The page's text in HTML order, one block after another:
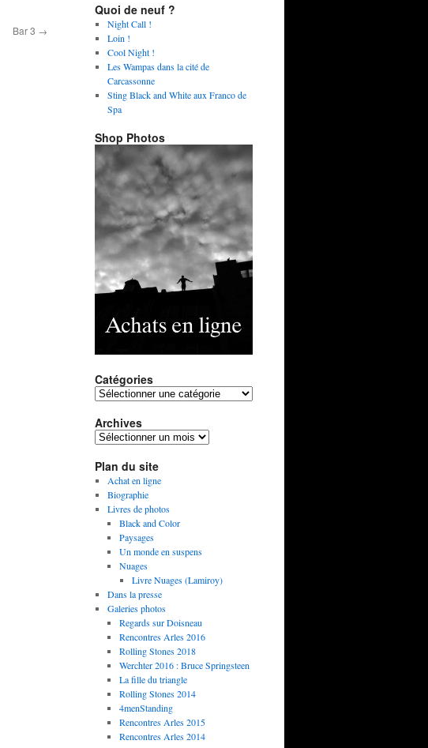
Bar 3 →
Quoi de neuf ?
Night Call !
Loin !
Cool Night !
Les Wampas dans la cité de
Carcassonne
Sting Black and White aux Franco de
Spa
Shop Photos
Catégories
Archives
Plan du site
Achat en ligne
Biographie
Livres de photos
Black and Color
Paysages
Un monde en suspens
Nuages
Livre Nuages (Lamiroy)
Dans la presse
Galeries photos
Regards sur Doisneau
Rencontres Arles 2016
Rolling Stones 2018
Werchter 2016 : Bruce Springsteen
La fille du triangle
Rolling Stones 2014
4menStanding
Rencontres Arles 2015
Rencontres Arles 2014